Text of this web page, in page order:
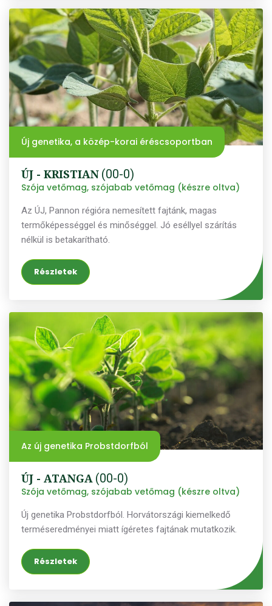
Új genetika, a közép-korai éréscsoportban
ÚJ - KRISTIAN (00-0)
Szója vetőmag, szójabab vetőmag (készre oltva)
Az ÚJ, Pannon régióra nemesített fajtánk, magas
termőképességgel és minőséggel. Jó eséllyel szárítás
nélkül is betakarítható.
Részletek
Az új genetika Probstdorfból
ÚJ - ATANGA (00-0)
Szója vetőmag, szójabab vetőmag (készre oltva)
Új genetika Probstdorfból. Horvátországi kiemelkedő
terméseredményei miatt ígéretes fajtának mutatkozik.
Részletek